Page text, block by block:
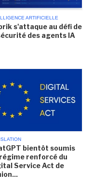
ARTIFICIELLE
s'attaque au défi de
des agents IA
bientôt soumis
renforcé du
Service Act de